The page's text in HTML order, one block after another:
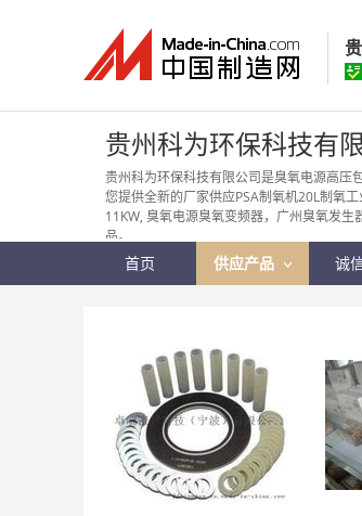
贵州科为环保科技有
贵州科为环保科技有限公司是臭氧电源高压
您提供全新的厂家供应PSA制氧机20L制氧
11KW, 臭氧电源臭氧变频器，广州臭氧发
品。
首页 供应产品 诚